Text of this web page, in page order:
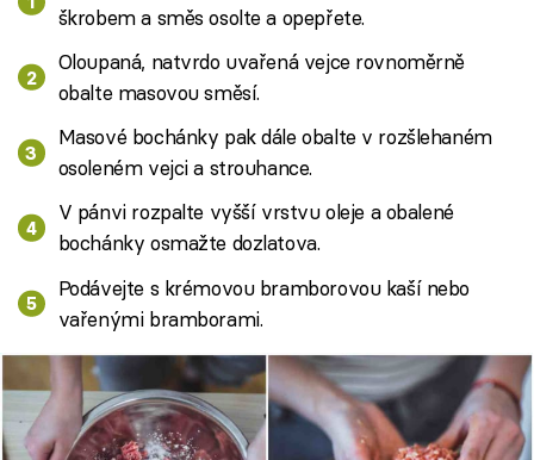
škrobem a směs osolte a opepřete.
Oloupaná, natvrdo uvařená vejce rovnoměrně
obalte masovou směsí.
Masové bochánky pak dále obalte v rozšlehaném
osoleném vejci a strouhance.
V pánvi rozpalte vyšší vrstvu oleje a obalené
bochánky osmažte dozlatova.
Podávejte s krémovou bramborovou kaší nebo
vařenými bramborami.